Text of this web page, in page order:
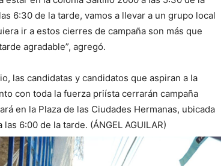
6:30 de la tarde, vamos a llevar a un grupo local
ir a estos cierres de campaña son más que
agradable”, agregó.
las candidatas y candidatos que aspiran a la
con toda la fuerza priísta cerrarán campaña
en la Plaza de las Ciudades Hermanas, ubicada
6:00 de la tarde. (ÁNGEL AGUILAR)